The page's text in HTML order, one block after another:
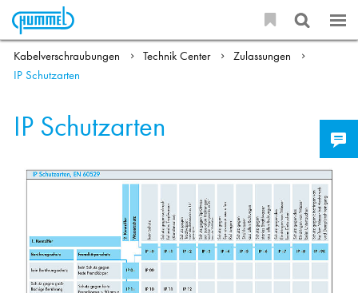
Kabelverschraubungen Technik Center
Zulassungen
IP Schutzarten
IP Schutzarten